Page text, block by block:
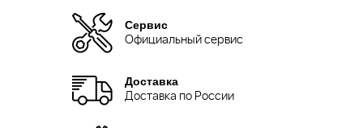
Сервис
Официальный сервис
Доставка
Доставка по России